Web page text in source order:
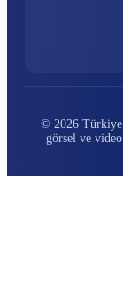
© 2026 Türkiye
görsel ve